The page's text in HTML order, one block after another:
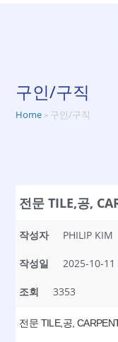
구인/구직
Home » 구인/구직
전문 TILE,공,
작성자 PHILIP KIM
작성일 2025-10-11
조회 3353
전문 TILE,공,